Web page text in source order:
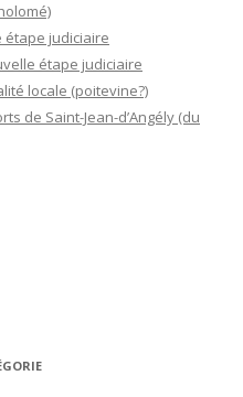
étape judiciaire
étape judiciaire
locale (poitevine?)
de Saint-Jean-d’Angély (du